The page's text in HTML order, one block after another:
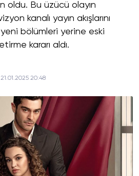
oldu. Bu üzücü olayın
kanalı yayın akışlarını
bölümleri yerine eski
kararı aldı.
21.01.2025 20:48